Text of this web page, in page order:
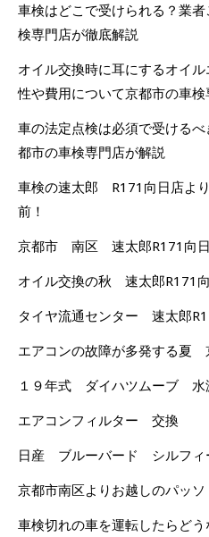
車検はどこで受けられる？業
検専門店が徹底解説
オイル交換時に耳にするオイ
性や費用について京都市の車
車の法定点検は必須で受ける
都市の車検専門店が解説
車検の速太郎 R171向日店よ
前！
京都市 南区 速太郎R171向
オイル交換の秋 速太郎R171
タイヤ流通センター 速太郎
エアコンの故障が多発する
１９年式 ダイハツムーブ 水
エアコンフィルター 交換
日産 ブルーバード シルフ
京都市南区よりお越しのパッ
車検切れの車を運転したらど